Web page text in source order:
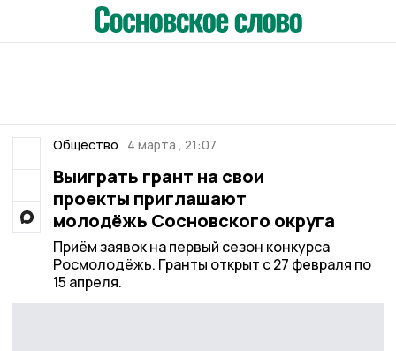
Общество 4 марта , 21:07
Выиграть грант на свои
проекты приглашают
молодёжь Сосновского округа
Приём заявок на первый сезон конкурса
Росмолодёжь. Гранты открыт с 27 февраля по
15 апреля.